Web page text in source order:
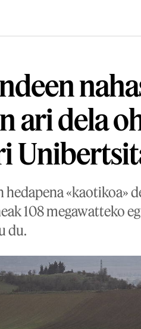
ari dela
«kaotikoa»
108 megawatteko
du.